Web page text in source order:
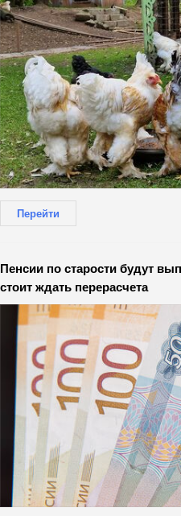
Перейти
Пенсии по старости будут
стоит ждать перерасчета